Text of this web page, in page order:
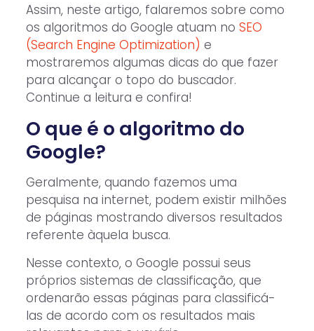
Assim, neste artigo, falaremos sobre como
os algoritmos do Google atuam no SEO
(Search Engine Optimization) e
mostraremos algumas dicas do que fazer
para alcançar o topo do buscador.
Continue a leitura e confira!
O que é o algoritmo do
Google?
Geralmente, quando fazemos uma
pesquisa na internet, podem existir milhões
de páginas mostrando diversos resultados
referente àquela busca.
Nesse contexto, o Google possui seus
próprios sistemas de classificação, que
ordenarão essas páginas para classificá-
las de acordo com os resultados mais